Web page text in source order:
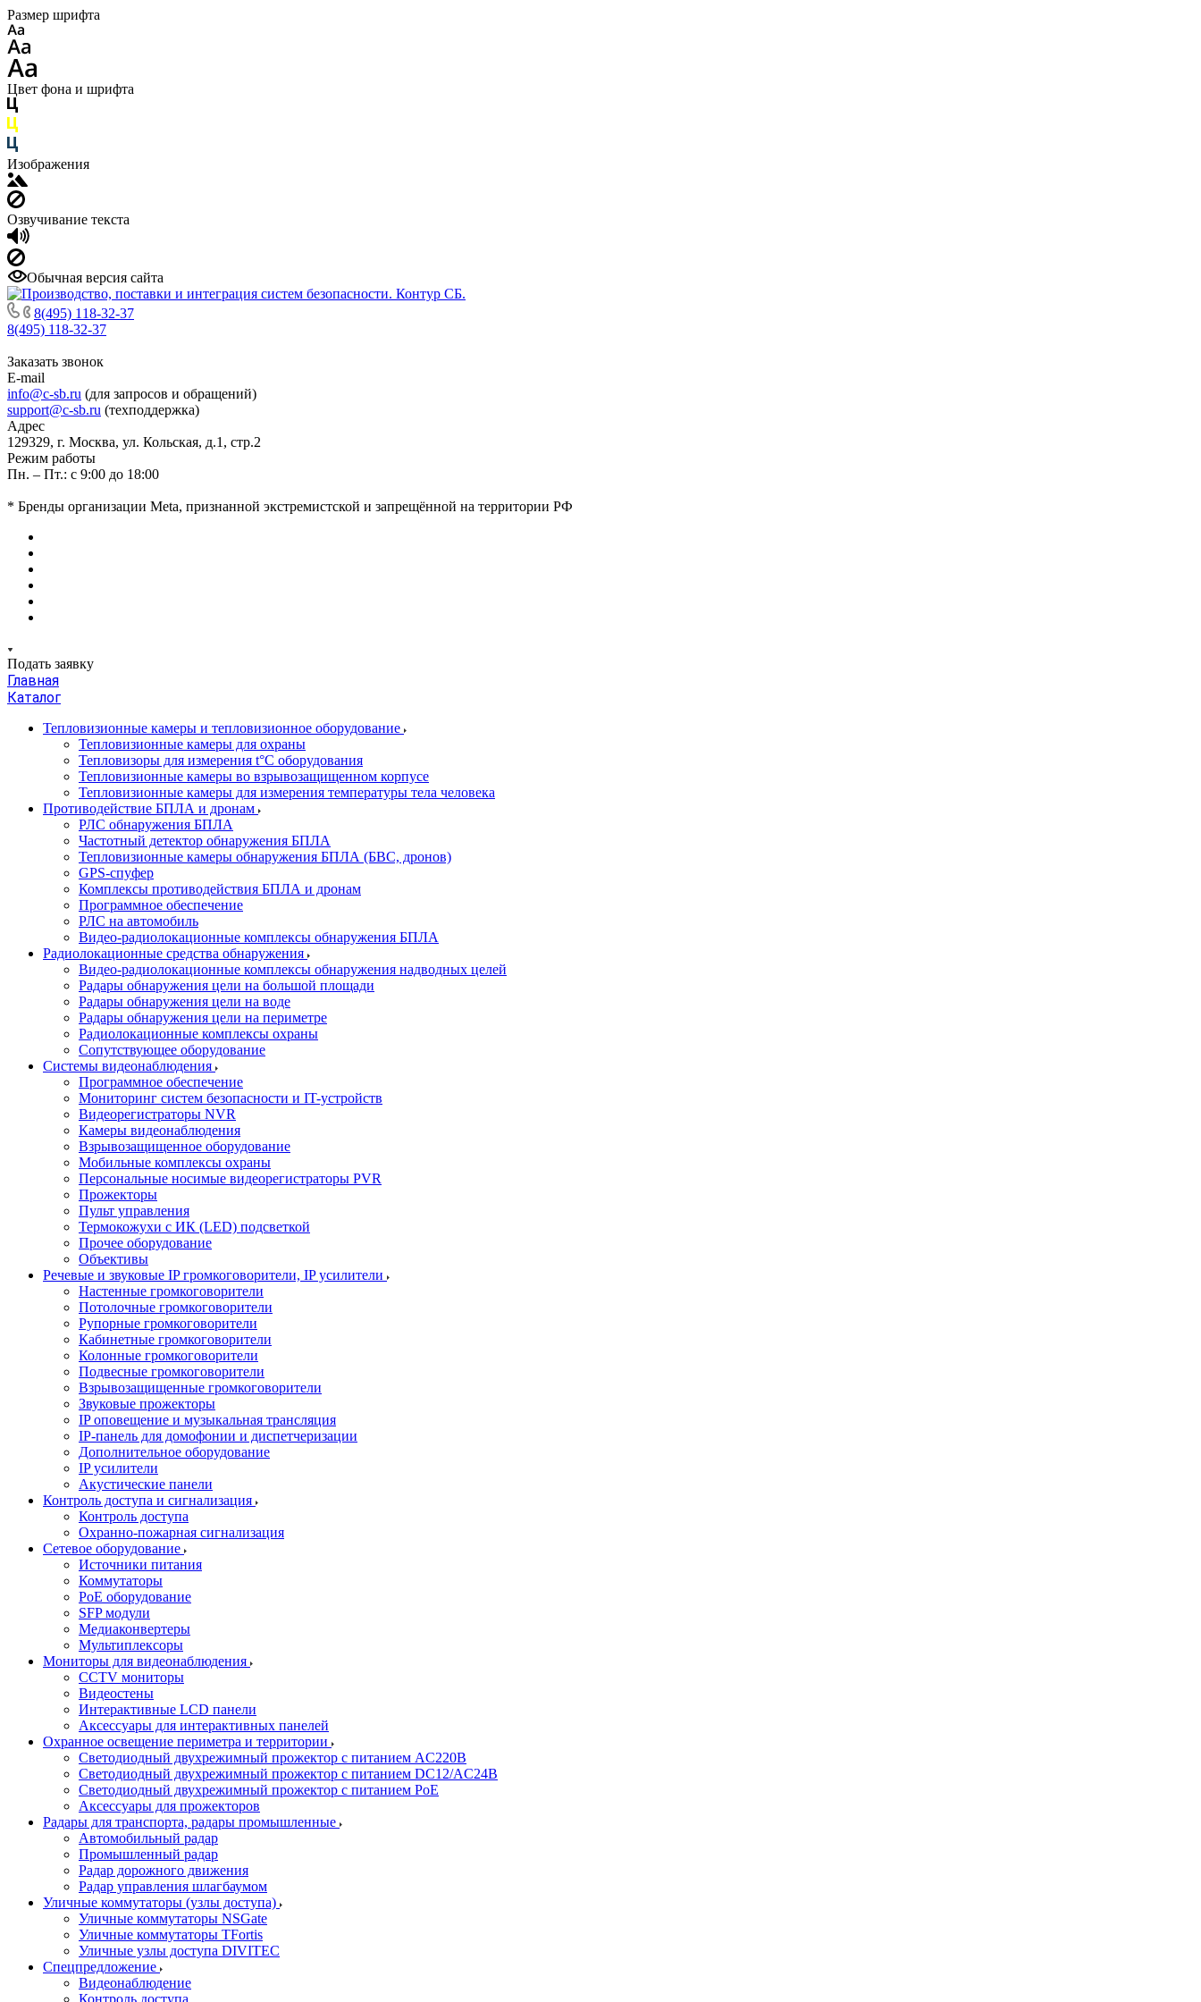
Размер шрифта
Цвет фона и шрифта
Изображения
Озвучивание текста
Обычная версия сайта
8(495) 118-32-37
8(495) 118-32-37
Заказать звонок
E-mail
info@c-sb.ru (для запросов и обращений)
support@c-sb.ru (техподдержка)
Адрес
129329, г. Москва, ул. Кольская, д.1, стр.2
Режим работы
Пн. – Пт.: с 9:00 до 18:00
* Бренды организации Meta, признанной экстремистской и запрещённой на территории РФ
Подать заявку
Главная
Каталог
Тепловизионные камеры и тепловизионное оборудование
Тепловизионные камеры для охраны
Тепловизоры для измерения t°С оборудования
Тепловизионные камеры во взрывозащищенном корпусе
Тепловизионные камеры для измерения температуры тела человека
Противодействие БПЛА и дронам
РЛС обнаружения БПЛА
Частотный детектор обнаружения БПЛА
Тепловизионные камеры обнаружения БПЛА (БВС, дронов)
GPS-спуфер
Комплексы противодействия БПЛА и дронам
Программное обеспечение
РЛС на автомобиль
Видео-радиолокационные комплексы обнаружения БПЛА
Радиолокационные средства обнаружения
Видео-радиолокационные комплексы обнаружения надводных целей
Радары обнаружения цели на большой площади
Радары обнаружения цели на воде
Радары обнаружения цели на периметре
Радиолокационные комплексы охраны
Сопутствующее оборудование
Системы видеонаблюдения
Программное обеспечение
Мониторинг систем безопасности и IT-устройств
Видеорегистраторы NVR
Камеры видеонаблюдения
Взрывозащищенное оборудование
Мобильные комплексы охраны
Персональные носимые видеорегистраторы PVR
Прожекторы
Пульт управления
Термокожухи с ИК (LED) подсветкой
Прочее оборудование
Объективы
Речевые и звуковые IP громкоговорители, IP усилители
Настенные громкоговорители
Потолочные громкоговорители
Рупорные громкоговорители
Кабинетные громкоговорители
Колонные громкоговорители
Подвесные громкоговорители
Взрывозащищенные громкоговорители
Звуковые прожекторы
IP оповещение и музыкальная трансляция
IP-панель для домофонии и диспетчеризации
Дополнительное оборудование
IP усилители
Акустические панели
Контроль доступа и сигнализация
Контроль доступа
Охранно-пожарная сигнализация
Сетевое оборудование
Источники питания
Коммутаторы
PoE оборудование
SFP модули
Медиаконвертеры
Мультиплексоры
Мониторы для видеонаблюдения
CCTV мониторы
Видеостены
Интерактивные LCD панели
Аксессуары для интерактивных панелей
Охранное освещение периметра и территории
Светодиодный двухрежимный прожектор с питанием AC220В
Светодиодный двухрежимный прожектор с питанием DC12/AC24В
Светодиодный двухрежимный прожектор с питанием PoE
Аксессуары для прожекторов
Радары для транспорта, радары промышленные
Автомобильный радар
Промышленный радар
Радар дорожного движения
Радар управления шлагбаумом
Уличные коммутаторы (узлы доступа)
Уличные коммутаторы NSGate
Уличные коммутаторы TFortis
Уличные узлы доступа DIVITEC
Спецпредложение
Видеонаблюдение
Контроль доступа